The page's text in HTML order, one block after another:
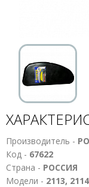
Производитель -
Код - 67622
Страна - РОССИЯ
Модели - 2113,